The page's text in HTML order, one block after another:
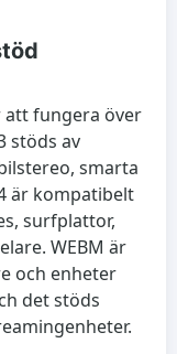
att fungera över
stöds av
smarta
är kompatibelt
surfplattor,
WEBM är
och enheter
det stöds